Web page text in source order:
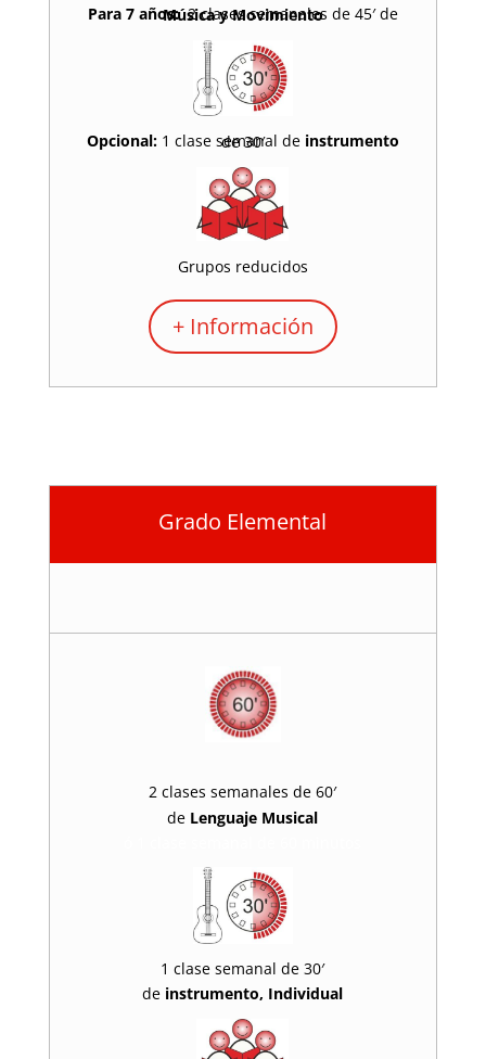
Para 7 años:2 clases semanales de 45′ de
Música y Movimiento
Opcional:1 clase semanal de instrumento
de 30′
Grupos reducidos
+ Información
Grado Elemental
2 clases semanales de 60′
de Lenguaje Musical
1 clase semanal de 30′
de instrumento, Individual